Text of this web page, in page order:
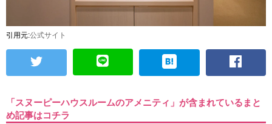
引用元:公式サイト
「スヌーピーハウスルームのアメニティ」が含まれているまと
め記事はコチラ